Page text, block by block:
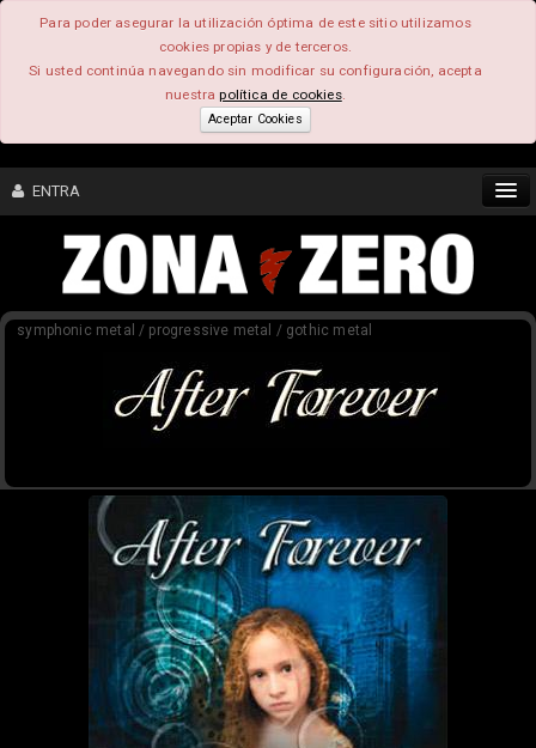
Para poder asegurar la utilización óptima de este sitio utilizamos
cookies propias y de terceros.
Si usted continúa navegando sin modificar su configuración, acepta
nuestrapolítica de cookies.
Aceptar Cookies
ENTRA
CONTENIDO
COMUNIDAD
FEEEDBACK
symphonic metal / progressive metal / gothic metal